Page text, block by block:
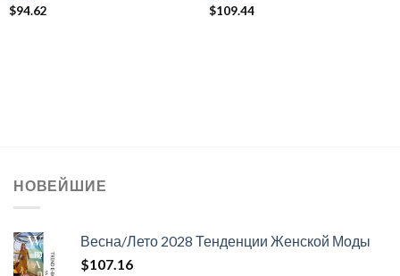
$94.62
$109.44
НОВЕЙШИЕ
Весна/Лето 2028 Тенденции Женской Моды
$107.16